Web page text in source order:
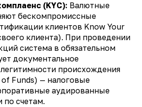
(KYC): Валютные
бескомпромиссные
клиентов Know Your
клиента). При проведении
система в обязательном
документальное
происхождения
Funds) — налоговые
аудированные
по счетам.